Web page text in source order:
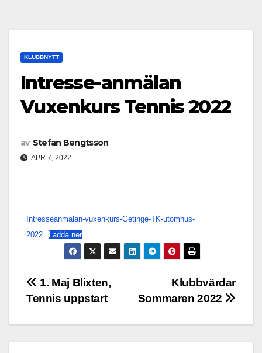
KLUBBNYTT
Intresse-anmälan
Vuxenkurs Tennis 2022
av Stefan Bengtsson
APR 7, 2022
Intresseanmalan-vuxenkurs-Getinge-TK-utomhus-
2022
Ladda ner
InläggsnavigeringKlubbvärdar
Sommaren 2022
1. Maj Blixten,
Tennis uppstart